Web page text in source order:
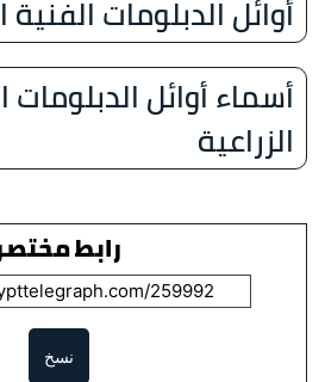
أوائل الدبلومات الفنية
أسماء أوائل الدبلومات
الزراعية
رابط
نسخ